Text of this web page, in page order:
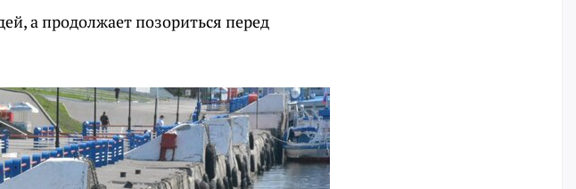
а продолжает позориться перед